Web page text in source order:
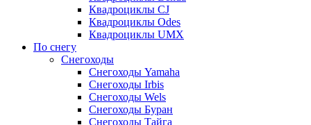
Квадроциклы CJ
Квадроциклы Odes
Квадроциклы UMX
По снегу
Снегоходы
Снегоходы Yamaha
Снегоходы Irbis
Снегоходы Wels
Снегоходы Буран
Снегоходы Тайга